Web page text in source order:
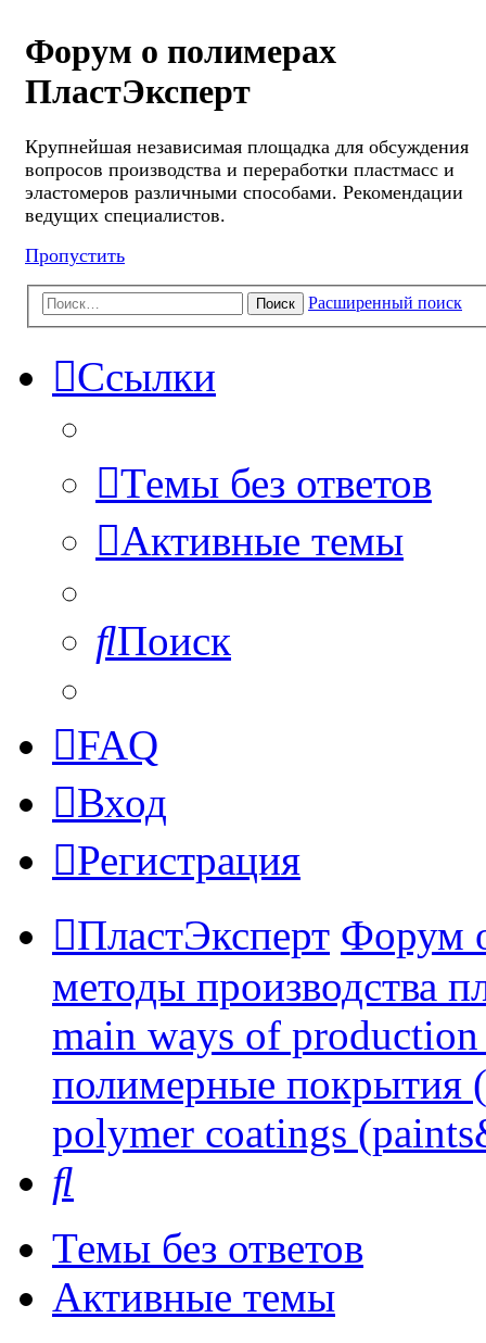
Форум о полимерах
ПластЭксперт
Крупнейшая независимая площадка для обсуждения
вопросов производства и переработки пластмасс и
эластомеров различными способами. Рекомендации
ведущих специалистов.
Пропустить
Поиск Расширенный поиск
Ссылки
Темы без ответов
Активные темы
Поиск
FAQ
Вход
Регистрация
ПластЭксперт Форум
методы производства
main ways of
полимерные покрытия
polymer coatings
Темы без ответов
Активные темы